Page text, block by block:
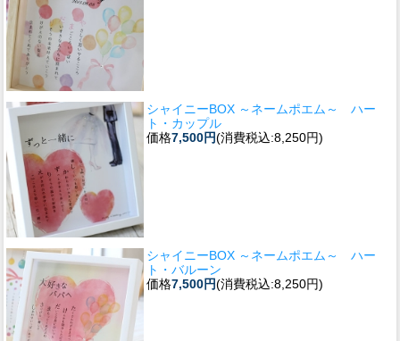
シャイニーBOX ～ネームポエム～ ハー
ト・カップル
価格7,500円(消費税込:8,250円)
シャイニーBOX ～ネームポエム～ ハー
ト・バルーン
価格7,500円(消費税込:8,250円)